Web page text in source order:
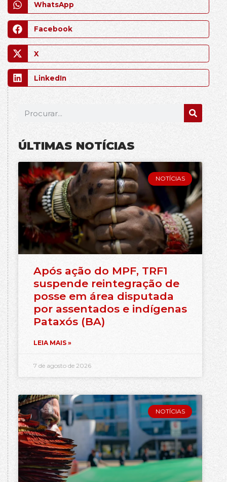
WhatsApp
Facebook
X
LinkedIn
ÚLTIMAS NOTÍCIAS
NOTÍCIAS
Após ação do MPF, TRF1
suspende reintegração de
posse em área disputada
por assentados e indígenas
Pataxós (BA)
LEIA MAIS »
7 de agosto de 2026
NOTÍCIAS